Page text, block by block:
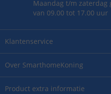
Over SmarthomeKoning
Product extra informatie
Klantenservice
Maandag t/m zaterdag
van 09.00 tot 17.00 uur